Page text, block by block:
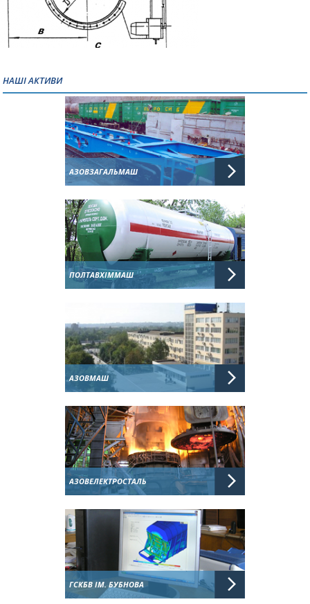
НАШІ АКТИВИ
АЗОВЗАГАЛЬМАШ
ПОЛТАВХІММАШ
АЗОВМАШ
АЗОВЕЛЕКТРОСТАЛЬ
ГСКБВ ІМ. БУБНОВА